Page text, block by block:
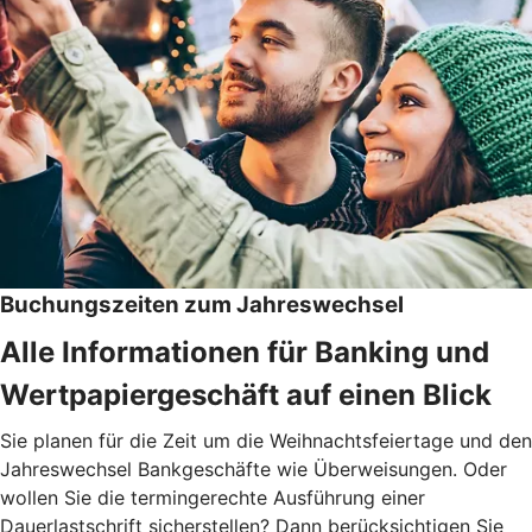
Buchungszeiten zum Jahreswechsel
Alle Informationen für Banking und
Wertpapiergeschäft auf einen Blick
Sie planen für die Zeit um die Weihnachtsfeiertage und den
Jahreswechsel Bankgeschäfte wie Überweisungen. Oder
wollen Sie die termingerechte Ausführung einer
Dauerlastschrift sicherstellen? Dann berücksichtigen Sie